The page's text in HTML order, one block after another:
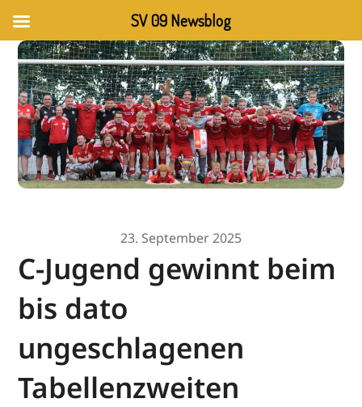
23. September 2025
C-Jugend gewinnt beim
bis dato
ungeschlagenen
Tabellenzweiten
SV 09 Newsblog